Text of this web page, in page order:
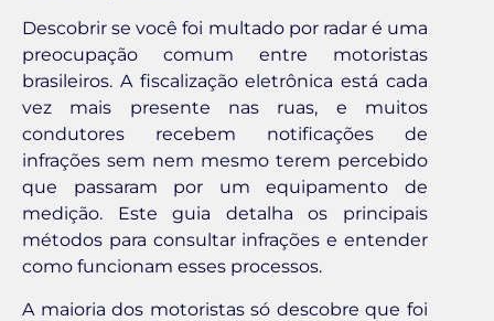
Descobrir se você foi multado por radar é uma
preocupação comum entre motoristas
brasileiros. A fiscalização eletrônica está cada
vez mais presente nas ruas, e muitos
condutores recebem notificações de
infrações sem nem mesmo terem percebido
que passaram por um equipamento de
medição. Este guia detalha os principais
métodos para consultar infrações e entender
como funcionam esses processos.
A maioria dos motoristas só descobre que foi